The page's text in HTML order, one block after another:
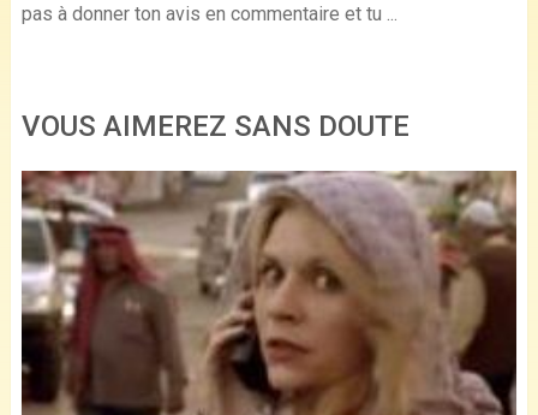
pas à donner ton avis en commentaire et tu ...
VOUS AIMEREZ SANS DOUTE